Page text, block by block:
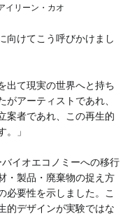
イリーン・カオ
向けてこう呼びかけまし
出て現実の世界へと持ち
アーティストであれ、
案者であれ、この再生的
。」
イオエコノミーへの移行
・製品・廃棄物の捉え方
必要性を示しました。こ
的デザインが実験ではな